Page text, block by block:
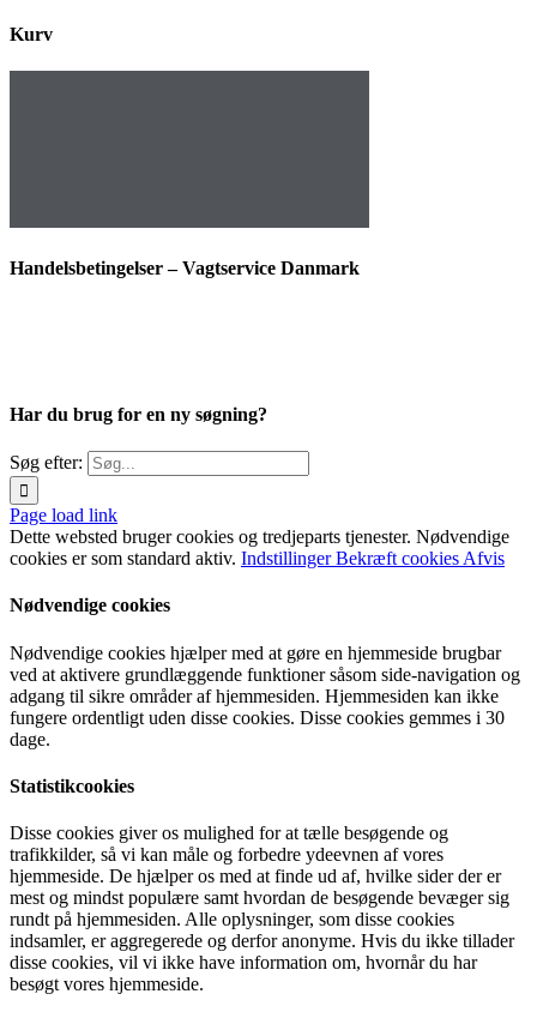
Kurv
Handelsbetingelser – Vagtservice Danmark
Har du brug for en ny søgning?
Søg efter:
Page load link
Dette websted bruger cookies og tredjeparts tjenester. Nødvendige
cookies er som standard aktiv. IndstillingerBekræft cookies Afvis
Nødvendige cookies
Nødvendige cookies hjælper med at gøre en hjemmeside brugbar
ved at aktivere grundlæggende funktioner såsom side-navigation og
adgang til sikre områder af hjemmesiden. Hjemmesiden kan ikke
fungere ordentligt uden disse cookies. Disse cookies gemmes i 30
dage.
Statistikcookies
Disse cookies giver os mulighed for at tælle besøgende og
trafikkilder, så vi kan måle og forbedre ydeevnen af vores
hjemmeside. De hjælper os med at finde ud af, hvilke sider der er
mest og mindst populære samt hvordan de besøgende bevæger sig
rundt på hjemmesiden. Alle oplysninger, som disse cookies
indsamler, er aggregerede og derfor anonyme. Hvis du ikke tillader
disse cookies, vil vi ikke have information om, hvornår du har
besøgt vores hjemmeside.